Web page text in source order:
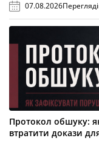
07.08.2026
Протокол обшуку:
втратити докази